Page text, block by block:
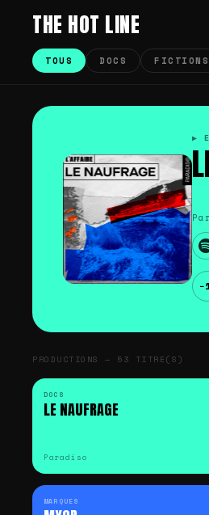
THE HOT LINE
TOUS DOCS FICTIONS
The
Hot
Line
Portfolio
productions
audio
et
podcasts
▶
PRODUCTIONS — 53 TITRE(S)
DOCS
LE NAUFRAGE
Paradiso
MARQUES